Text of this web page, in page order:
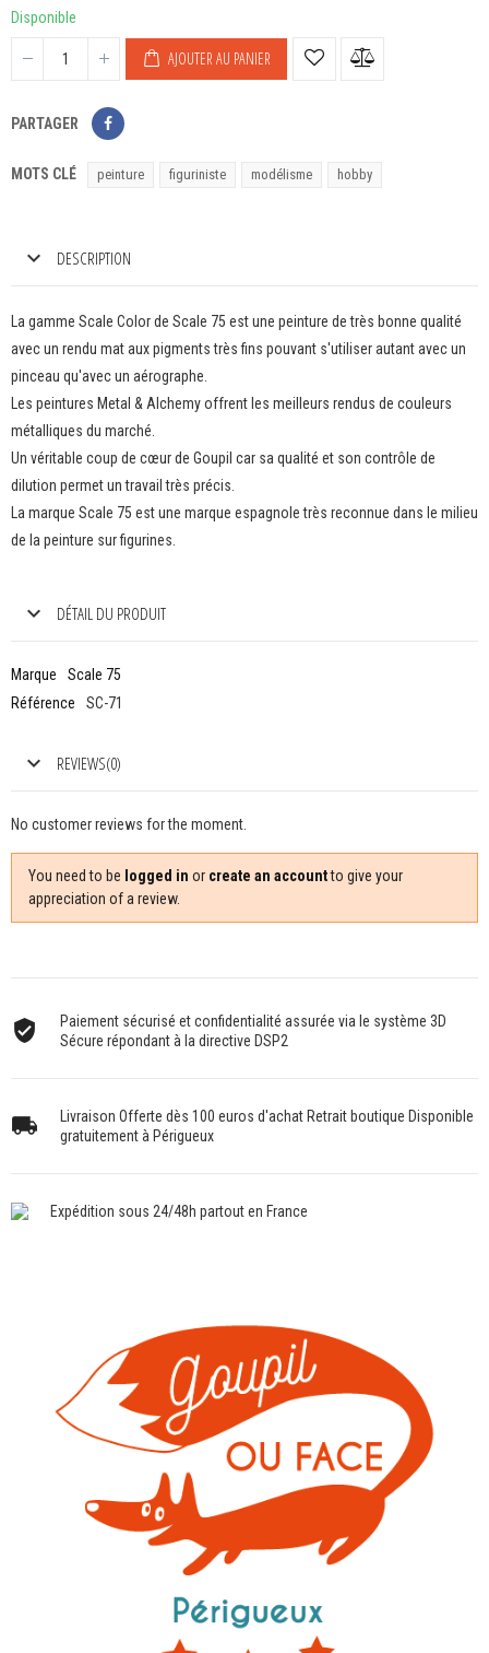
Disponible
AJOUTER AU PANIER
PARTAGER
MOTS CLÉ peinture figuriniste modélisme hobby
DESCRIPTION
La gamme Scale Color de Scale 75 est une peinture de très bonne qualité
avec un rendu mat aux pigments très fins pouvant s'utiliser autant avec un
pinceau qu'avec un aérographe.
Les peintures Metal & Alchemy offrent les meilleurs rendus de couleurs
métalliques du marché.
Un véritable coup de cœur de Goupil car sa qualité et son contrôle de
dilution permet un travail très précis.
La marque Scale 75 est une marque espagnole très reconnue dans le milieu
de la peinture sur figurines.
DÉTAIL DU PRODUIT
Marque
Scale 75
Référence
SC-71
REVIEWS(0)
No customer reviews for the moment.
You need to be logged in or create an accountto give your
appreciation of a review.
Paiement sécurisé et confidentialité assurée via le système 3D
Sécure répondant à la directive DSP2
Livraison Offerte dès 100 euros d'achat Retrait boutique Disponible
gratuitement à Périgueux
Expédition sous 24/48h partout en France